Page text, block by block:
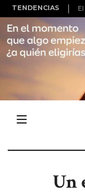
TENDENCIAS
Un